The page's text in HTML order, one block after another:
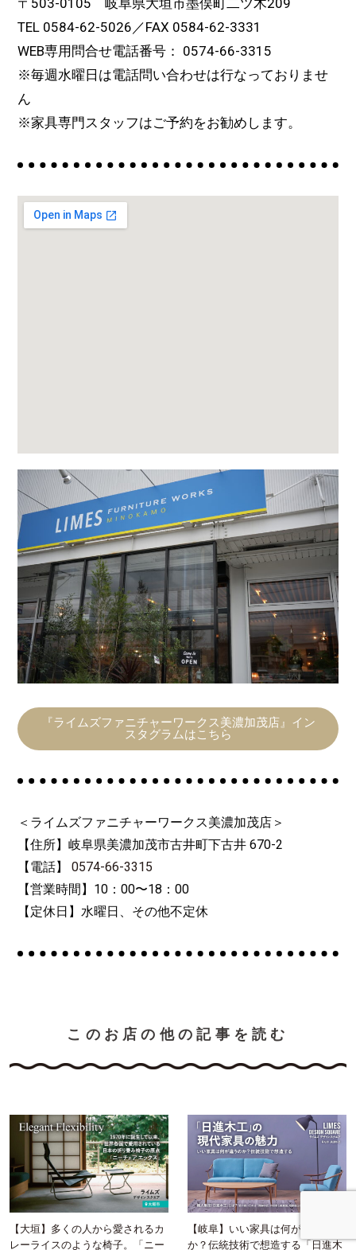
〒503-0105 岐阜県大垣市墨俣町二ツ木209
TEL 0584-62-5026／FAX 0584-62-3331
WEB専用問合せ電話番号： 0574-66-3315
※毎週水曜日は電話問い合わせは行なっておりませ
ん
※家具専門スタッフはご予約をお勧めします。
『ライムズファニチャーワークス美濃加茂店』イン
スタグラムはこちら
＜ライムズファニチャーワークス美濃加茂店＞
【住所】岐阜県美濃加茂市古井町下古井 670-2
【電話】
0574-66-3315
【営業時間】10：00〜18：00
【定休日】水曜日、その他不定休
このお店の他の記事を読む
【大垣】多くの人から愛されるカ
レーライスのような椅子。「ニー
【岐阜】いい家具は何が違うの
か？伝統技術で想造する「日進木